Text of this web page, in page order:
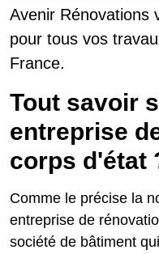
Avenir Rénovations
pour tous vos
France.
Tout savoir
entreprise
corps d'état
Comme le précise la
entreprise de
société de bâtiment